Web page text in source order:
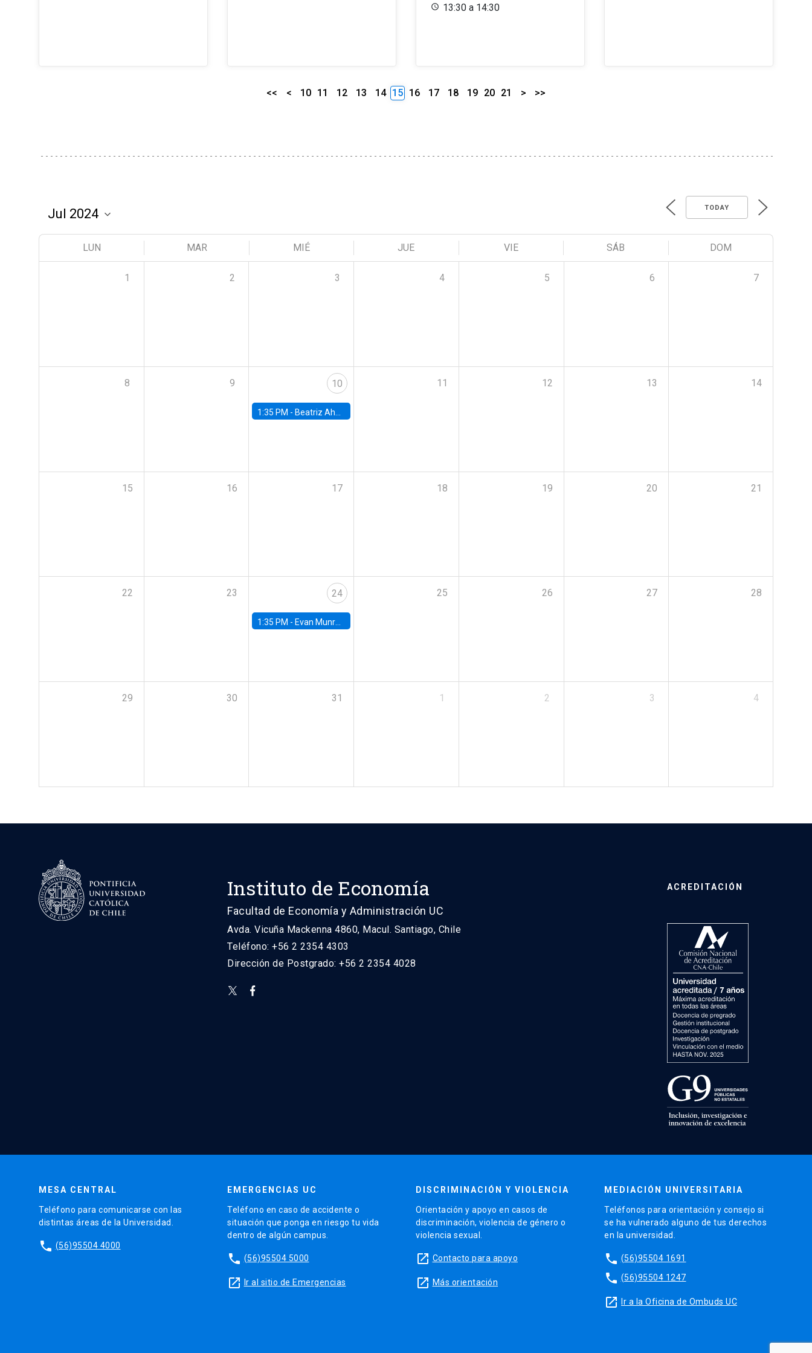
13:30 a 14:30
<< < 10 11 12 13 14 15 16 17 18 19 20 21 > >>
TODAY
LUN MAR MIÉ JUE VIE SÁB DOM
1 2 3 4 5 6 7
8 9 10
1:35 PM - Beatriz Ahumada, PhD candidate, Universidad de Pittsburgh
11 12 13 14
15 16 17 18 19 20 21
22 23 24
1:35 PM - Evan Munro, Neyman Visiting Assistant Professor in the Department of Statistics at UC Berkeley
25 26 27 28
29 30 31 1 2 3 4
Instituto de Economía
Facultad de Economía y Administración UC
Avda. Vicuña Mackenna 4860, Macul. Santiago, Chile
Teléfono: +56 2 2354 4303
Dirección de Postgrado: +56 2 2354 4028
ACREDITACIÓN
MESA CENTRAL
Teléfono para comunicarse con las
distintas áreas de la Universidad.
phone (56)95504 4000
EMERGENCIAS UC
Teléfono en caso de accidente o
situación que ponga en riesgo tu vida
dentro de algún campus.
phone (56)95504 5000
launch Ir al sitio de Emergencias
DISCRIMINACIÓN Y VIOLENCIA
Orientación y apoyo en casos de
discriminación, violencia de género o
violencia sexual.
launch Contacto para apoyo
launch Más orientación
MEDIACIÓN UNIVERSITARIA
Teléfonos para orientación y consejo si
se ha vulnerado alguno de tus derechos
en la universidad.
phone (56)95504 1691
phone (56)95504 1247
launch Ir a la Oficina de Ombuds UC